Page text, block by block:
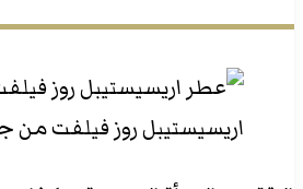
اريسيستيبل روز فيلفت